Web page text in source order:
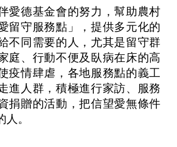
愛德基金會的努力，幫助農村
留守服務點」，提供多元化的
不同需要的人，尤其是留守群
庭、行動不便及臥病在床的高
疫情肆虐，各地服務點的義工
進人群，積極進行家訪、服務
捐贈的活動，把信望愛無條件
。